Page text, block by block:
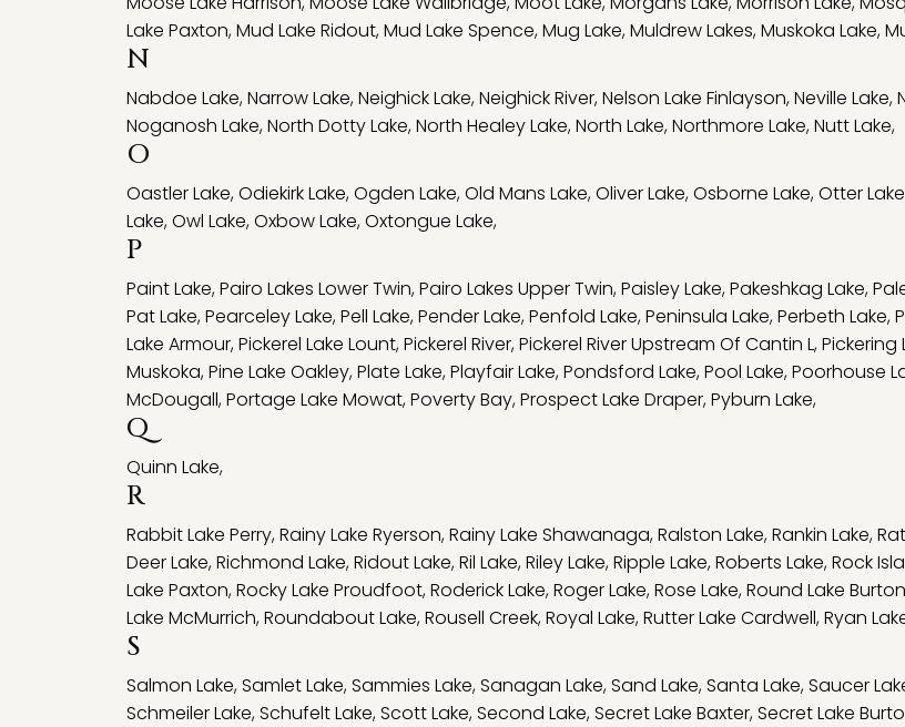
Lake Paxton,Mud Lake Ridout,Mud Lake Spence,Mug Lake,Muldrew Lakes,Muskoka Lake,
N
Nabdoe Lake,Narrow Lake,Neighick Lake,Neighick River,Nelson Lake Finlayson,Neville Lake,
Noganosh Lake,North Dotty Lake,North Healey Lake,North Lake,Northmore Lake,Nutt Lake,
O
Oastler Lake,Odiekirk Lake,Ogden Lake,Old Mans Lake,Oliver Lake,Osborne Lake,Otter
Lake,Owl Lake,Oxbow Lake,Oxtongue Lake,
P
Paint Lake,Pairo Lakes Lower Twin,Pairo Lakes Upper Twin,Paisley Lake,Pakeshkag Lake,
Pat Lake,Pearceley Lake,Pell Lake,Pender Lake,Penfold Lake,Peninsula Lake,Perbeth Lake,
Lake Armour,Pickerel Lake Lount,Pickerel River,Pickerel River Upstream Of Cantin L,Pickering
Muskoka,Pine Lake Oakley,Plate Lake,Playfair Lake,Pondsford Lake,Pool Lake,Poorhouse
McDougall,Portage Lake Mowat,Poverty Bay,Prospect Lake Draper,Pyburn Lake,
Q
Quinn Lake,
R
Rabbit Lake Perry,Rainy Lake Ryerson,Rainy Lake Shawanaga,Ralston Lake,Rankin Lake,
Deer Lake,Richmond Lake,Ridout Lake,Ril Lake,Riley Lake,Ripple Lake,Roberts Lake,Rock
Lake Paxton,Rocky Lake Proudfoot,Roderick Lake,Roger Lake,Rose Lake,Round Lake Burton
Lake McMurrich,Roundabout Lake,Rousell Creek,Royal Lake,Rutter Lake Cardwell,Ryan
S
Salmon Lake,Samlet Lake,Sammies Lake,Sanagan Lake,Sand Lake,Santa Lake,Saucer
Schmeiler Lake,Schufelt Lake,Scott Lake,Second Lake,Secret Lake Baxter,Secret Lake